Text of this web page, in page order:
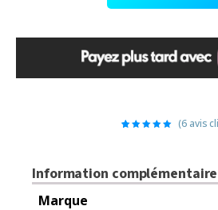
prix
initial
$56.71.
prix
actuel
$40.65.
client
(6 avis
Information complémentaire
Marque